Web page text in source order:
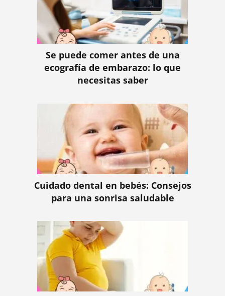
Se puede comer antes de una
ecografía de embarazo: lo que
necesitas saber
Cuidado dental en bebés: Consejos
para una sonrisa saludable